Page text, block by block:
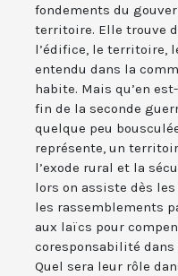
fondements du
territoire. Elle trouve
l’édifice, le territoire,
entendu dans la
habite. Mais qu’en
fin de la seconde
quelque peu
représente, un
l’exode rural et la
lors on assiste dès
les rassemblements
aux laïcs pour
coresponsabilité
Quel sera leur rôle